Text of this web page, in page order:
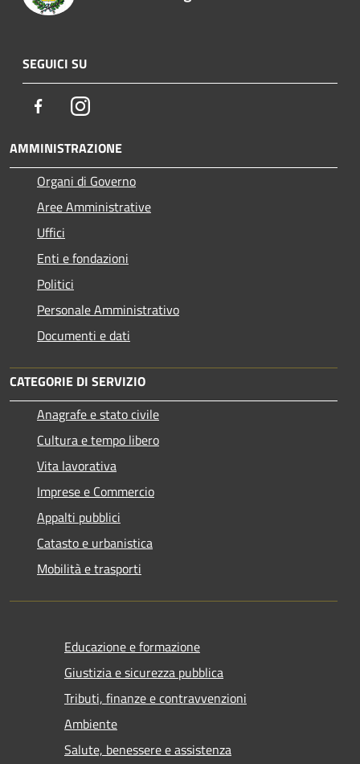
SEGUICI SU
FacebookInstagram
AMMINISTRAZIONE
Organi di Governo
Aree Amministrative
Uffici
Enti e fondazioni
Politici
Personale Amministrativo
Documenti e dati
CATEGORIE DI SERVIZIO
Anagrafe e stato civile
Cultura e tempo libero
Vita lavorativa
Imprese e Commercio
Appalti pubblici
Catasto e urbanistica
Mobilità e trasporti
Educazione e formazione
Giustizia e sicurezza pubblica
Tributi, finanze e contravvenzioni
Ambiente
Salute, benessere e assistenza